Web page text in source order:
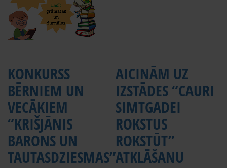
KONKURSS
BĒRNIEM UN
VECĀKIEM
“KRIŠJĀNIS
BARONS UN
TAUTASDZIESMAS”
AICINĀM UZ
IZSTĀDES “CAURI
SIMTGADEI
ROKSTUS
ROKSTŪT”
ATKLĀŠANU